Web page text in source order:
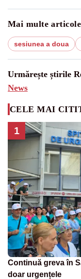
Mai multe
sesiunea a doua
Urmărește știrile
News
CELE MAI
1
Continuă greva în
doar urgențele